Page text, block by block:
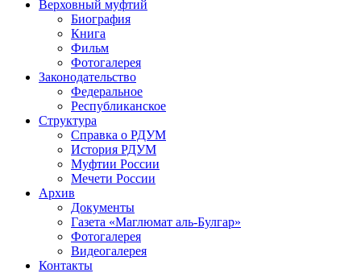
Верховный муфтий
Биография
Книга
Фильм
Фотогалерея
Законодательство
Федеральное
Республиканское
Структура
Справка о РДУМ
История РДУМ
Муфтии России
Мечети России
Архив
Документы
Газета «Маглюмат аль-Булгар»
Фотогалерея
Видеогалерея
Контакты